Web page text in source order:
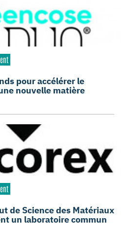
pour accélérer le
nouvelle matière
de Science des Matériaux
un laboratoire commun